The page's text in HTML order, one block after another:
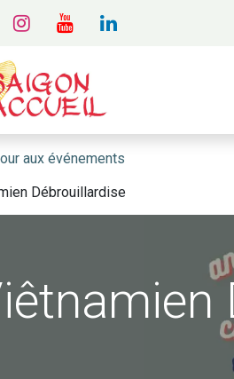
aux événements
Débrouillardise